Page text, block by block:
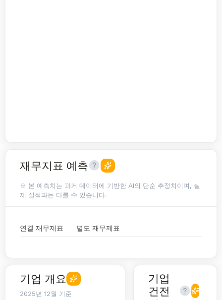
재무지표 예측
※ 본 예측치는 과거 데이터에 기반한 AI의 단순 추정치이며, 실
제 실적과는 다를 수 있습니다.
연결 재무제표 별도 재무제표
기업 개요
2025년 12월 기준
기업
건전